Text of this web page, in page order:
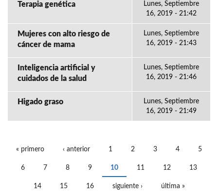
Terapia genética
Lunes, Septiembre
16, 2019 - 21:42
Mujeres con alto riesgo de
cáncer de mama
Lunes, Septiembre
16, 2019 - 21:43
Inteligencia artificial y
cuidados de la salud
Lunes, Septiembre
16, 2019 - 21:46
Higado graso
Lunes, Septiembre
16, 2019 - 21:49
« primero ‹ anterior 1 2 3 4 5
6 7 8 9 10 11 12 13
14 15 16 siguiente › última »